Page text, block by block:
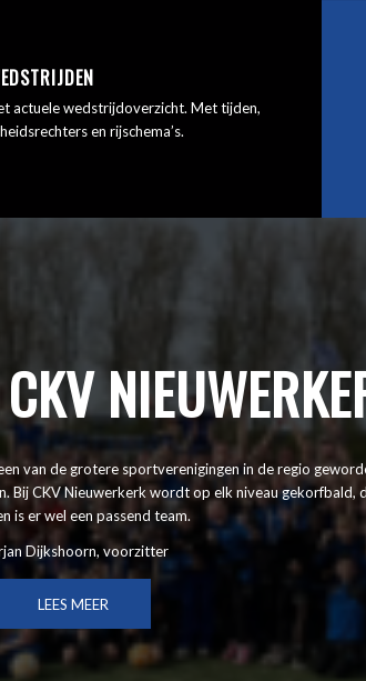
actuele wedstrijdoverzicht. Met tijden,
en rijschema’s.
van de grotere sportverenigingen in de regio
Bij CKV Nieuwerkerk wordt op elk niveau gekorfbald,
is er wel een passend team.
Dijkshoorn, voorzitter
LEES MEER